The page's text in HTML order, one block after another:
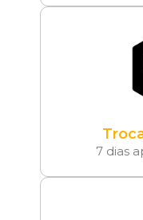
7 dias